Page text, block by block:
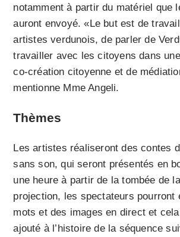
notamment à partir du matériel que
auront envoyé. «Le but est de
artistes verdunois, de parler de
travailler avec les citoyens dans
co-création citoyenne et de
mentionne Mme Angeli.
Thèmes
Les artistes réaliseront des contes
sans son, qui seront présentés en
une heure à partir de la tombée de
projection, les spectateurs pourront
mots et des images en direct et
ajouté à l’histoire de la séquence